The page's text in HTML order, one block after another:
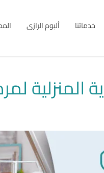
خدماتنا ألبوم الرازى
المنزلية